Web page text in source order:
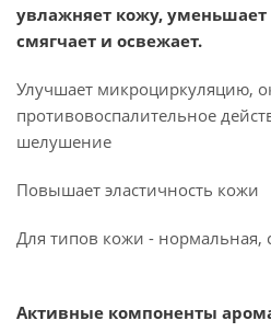
увлажняет кожу,
смягчает и освежает.
Улучшает микроциркуляцию,
противовоспалительное
шелушение
Повышает эластичность кожи
Для типов кожи - нормальная,
Активные компоненты